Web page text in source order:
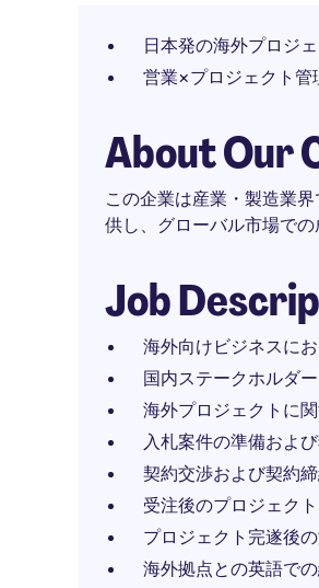
日本発の海外プロジ
営業×プロジェクト管
About Our
この企業は産業・製造業
供し、グローバル市場での
Job
海外向けビジネスに
国内ステークホルダ
海外プロジェクトに
入札案件の準備およ
契約交渉および契約
受注後のプロジェク
プロジェクト完遂後
海外拠点との英語で